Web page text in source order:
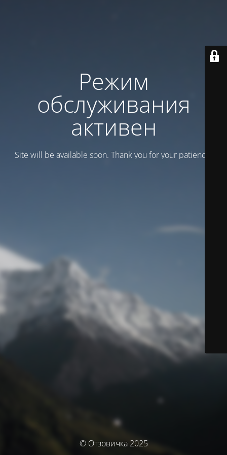
Режим
обслуживания
активен
Site will be available soon. Thank you for your patience!
© Отзовичка 2025